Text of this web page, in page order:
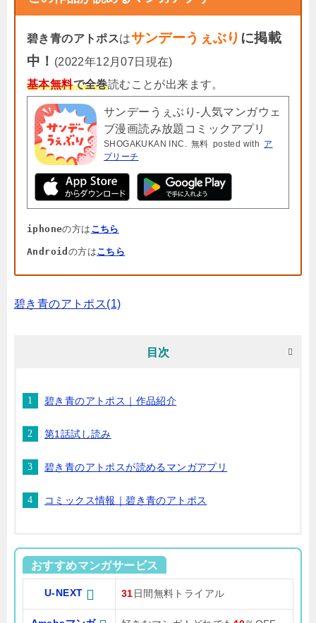
碧き青のアトポスはサンデーうぇぶり に掲載
中！ (2022年12月07日現在)
基本無料で全巻読むことが出来ます。
サンデーうぇぶり-人気マンガウェ
ブ漫画読み放題コミックアプリ
SHOGAKUKAN INC. 無料 posted with ア
プリーチ
iphoneの方は こちら
Android の方はこちら
碧き青のアトポス(1)
目次
碧き青のアトポス｜作品紹介
第1話試し読み
碧き青のアトポスが読めるマンガアプリ
コミックス情報｜碧き青のアトポス
おすすめマンガサービス
U-NEXT 31 日間無料トライアル